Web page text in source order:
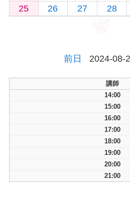
25
26 27 28
前日 2024-08-
講師
14:00
15:00
16:00
17:00
18:00
19:00
20:00
21:00